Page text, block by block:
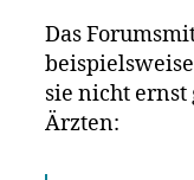
Das
sie nicht
Ärzten: